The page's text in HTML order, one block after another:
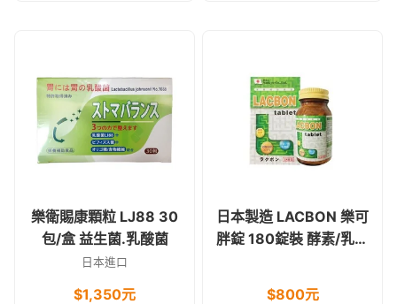
樂衛賜康顆粒 LJ88 30
包/盒 益生菌.乳酸菌
日本進口
$1,350元
日本製造 LACBON 樂可
胖錠 180錠裝 酵素/乳酸
$800元